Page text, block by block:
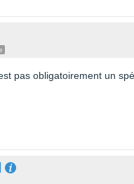
pas obligatoirement un